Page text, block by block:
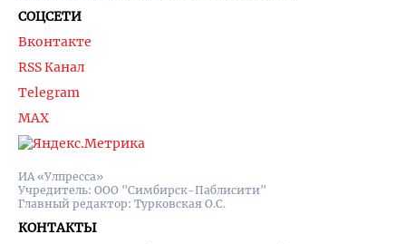
ИА «Улпресса»
Учредитель: ООО "Симбирск-Паблисити"
Главный редактор: Турковская О.С.
КОНТАКТЫ
СОЦСЕТИ
Вконтакте
RSS Канал
Telegram
MAX